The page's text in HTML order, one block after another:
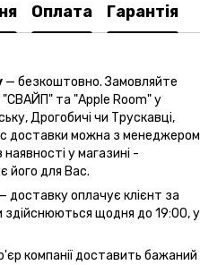
Оплата Гарантія
— безкоштовно. Замовляйте
"СВАЙП" та "Apple Room" у
Дрогобичі чи Трускавці,
доставки можна з менеджером
у магазині -
його для Вас.
доставку оплачує клієнт за
здійснюються щодня до 19:00, у
компанії доставить бажаний